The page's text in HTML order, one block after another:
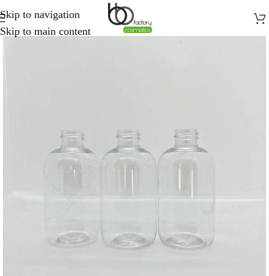
Skip to navigation
Skip to main content